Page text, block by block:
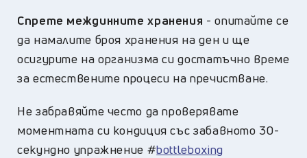
Спрете междинните хранения - опитайте се
да намалите броя хранения на ден и ще
осигурите на организма си достатъчно време
за естествените процеси на пречистване.
Не забравяйте често да проверявате
моментната си кондиция със забавното 30-
секундно упражнение #bottleboxing